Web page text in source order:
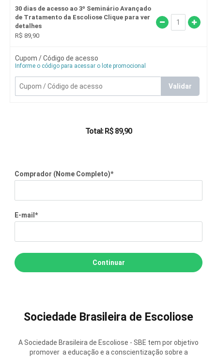
30 dias de acesso ao 3º Seminário Avançado
de Tratamento da Escoliose Clique para ver
detalhes
R$ 89,90
Cupom / Código de acesso
Informe o código para acessar o lote promocional
Validar
Total: R$ 89,90
Comprador (Nome Completo)*
E-mail*
Sociedade Brasileira de Escoliose
A Sociedade Brasileira de Escoliose - SBE tem por objetivo
promover a educação e a conscientização sobre a